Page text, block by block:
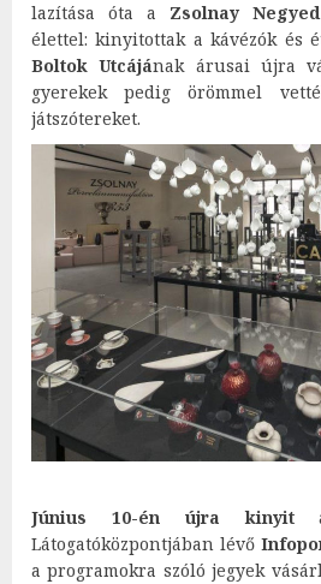
lazítása óta a Zsolnay Negyed
élettel: kinyitottak a kávézók és
Boltok Utcájának árusai újra
gyerekek pedig örömmel
játszótereket.
Június 10-én újra kinyita
Látogatóközpontjában lévő
a programokra szóló jegyek